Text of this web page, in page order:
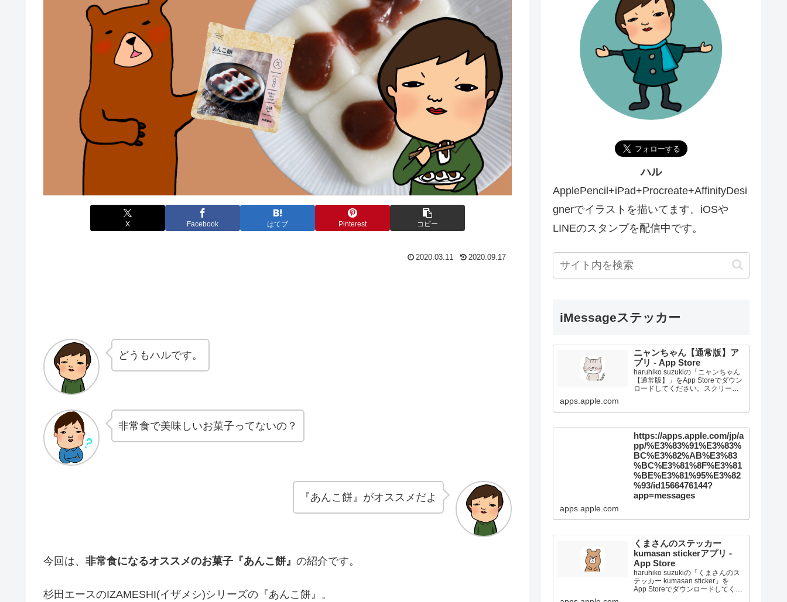
X Facebook はてブ Pinterest コピー
2020.03.11 2020.09.17
どうもハルです。
非常食で美味しいお菓子ってないの？
『あんこ餅』がオススメだよ
今回は、 非常食になるオススメのお菓子『あんこ餅』 の紹介です。
杉田エースのIZAMESHI(イザメシ)シリーズの『あんこ餅』。
ハル
ApplePencil+iPad+Procreate+AffinityDesi
gnerでイラストを描いてます。iOSや
LINEのスタンプを配信中です。
iMessageステッカー
ニャンちゃん【通常版】ア
プリ - App Store
haruhiko suzukiの「ニャンちゃん
【通常版】」をApp Storeでダウン
ロードしてください。スクリーン
常版】」に似たゲームを見ること
apps.apple.com
https://apps.apple.com/jp/a
pp/%E3%83%91%E3%83%
BC%E3%82%AB%E3%83
%BC%E3%81%8F%E3%81
%BE%E3%81%95%E3%82
%93/id1566476144?
app=messages
apps.apple.com
くまさんのステッカー
kumasan stickerアプリ -
App Store
haruhiko suzukiの「くまさんのス
テッカー kumasan sticker」を
App Storeでダウンロードしてくだ